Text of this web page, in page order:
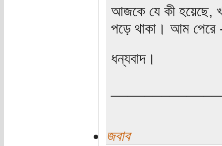
আজকে যে কী হয়েছে,
পড়ে থাকা। আম পেরে
ধন্যবাদ।
জবাব